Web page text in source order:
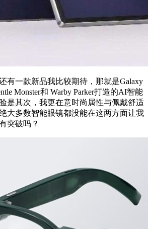
一款新品我比较期待，那就是Galaxy
Monster和 Warby Parker打造的AI智能
是其次，我更在意时尚属性与佩戴舒适
大多数智能眼镜都没能在这两方面让我
突破吗？